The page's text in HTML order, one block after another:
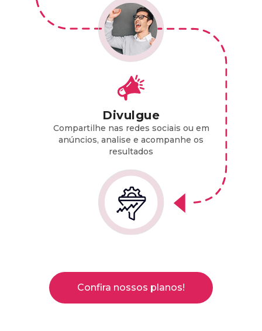
Divulgue
Compartilhe nas redes sociais ou em
anúncios, analise e acompanhe os
resultados
Confira nossos planos!